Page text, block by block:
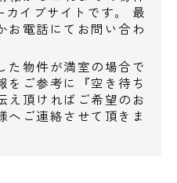
イブサイトです。 最
お電話にてお問い合わ
物件が満室の場合で
をご参考に『空き待ち
え頂ければご希望のお
へご連絡させて頂きま